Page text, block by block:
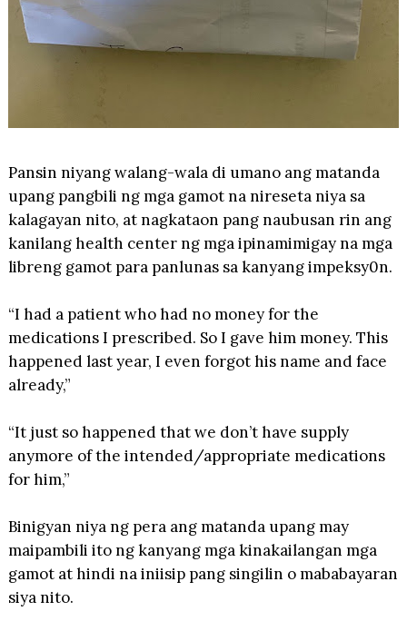
Pansin niyang walang-wala di umano ang matanda
upang pangbili ng mga gamot na nireseta niya sa
kalagayan nito, at nagkataon pang naubusan rin ang
kanilang health center ng mga ipinamimigay na mga
libreng gamot para panlunas sa kanyang impeksy0n.
“I had a patient who had no money for the
medications I prescribed. So I gave him money. This
happened last year, I even forgot his name and face
already,”
“It just so happened that we don’t have supply
anymore of the intended/appropriate medications
for him,”
Binigyan niya ng pera ang matanda upang may
maipambili ito ng kanyang mga kinakailangan mga
gamot at hindi na iniisip pang singilin o mababayaran
siya nito.